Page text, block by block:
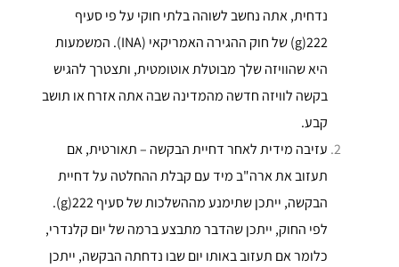
נדחית, אתה נחשב לשוהה בלתי חוקי על פי סעיף
222(g) של חוק ההגירה האמריקאי (INA). המשמעות
היא שהוויזה שלך מבוטלת אוטומטית, ותצטרך להגיש
בקשה לוויזה חדשה מהמדינה שבה אתה אזרח או תושב
קבע.
עזיבה מידית לאחר דחיית הבקשה – תאורטית, אם
תעזוב את ארה"ב מיד עם קבלת ההחלטה על דחיית
הבקשה, ייתכן שתימנע מההשלכות של סעיף 222(g).
לפי החוק, ייתכן שהדבר מתבצע ברמה של יום קלנדרי,
כלומר אם תעזוב באותו יום שבו נדחתה הבקשה, ייתכן